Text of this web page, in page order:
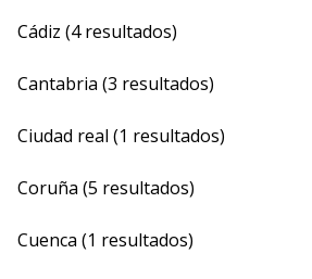
Cádiz (4 resultados)
Cantabria (3 resultados)
Ciudad real (1 resultados)
Coruña (5 resultados)
Cuenca (1 resultados)